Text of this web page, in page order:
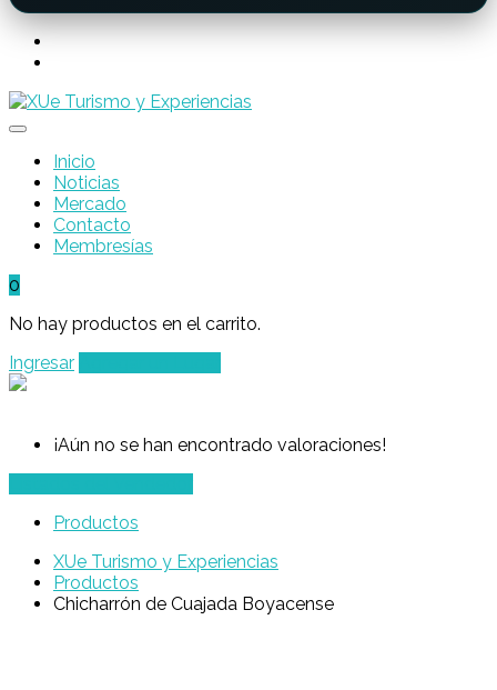
Inicio
Noticias
Mercado
Contacto
Membresías
0
No hay productos en el carrito.
Ingresar
¡Aún no se han encontrado valoraciones!
Productos
XUe Turismo y Experiencias
Productos
Chicharrón de Cuajada Boyacense